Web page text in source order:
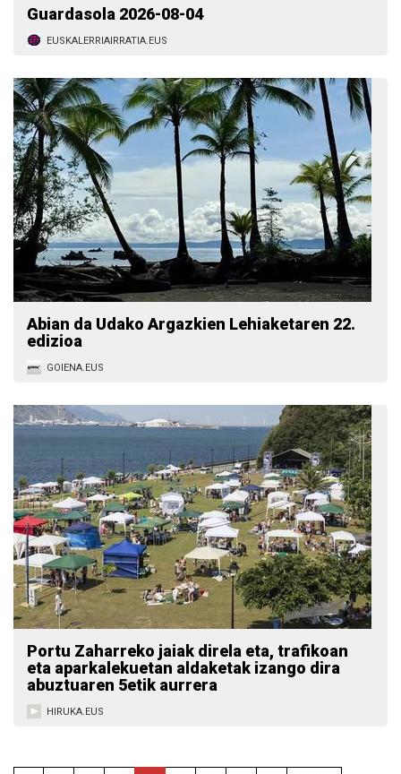
Guardasola 2026-08-04
EUSKALERRIAIRRATIA.EUS
Abian da Udako Argazkien Lehiaketaren 22.
edizioa
GOIENA.EUS
Portu Zaharreko jaiak direla eta, trafikoan
eta aparkalekuetan aldaketak izango dira
abuztuaren 5etik aurrera
HIRUKA.EUS